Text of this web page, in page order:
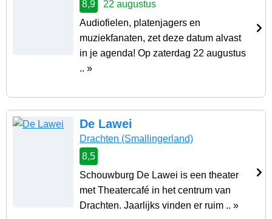
8,9
22 augustus
Audiofielen, platenjagers en
muziekfanaten, zet deze datum alvast
in je agenda! Op zaterdag 22 augustus
.. »
De Lawei
Drachten (Smallingerland)
8,5
Schouwburg De Lawei is een theater
met Theatercafé in het centrum van
Drachten. Jaarlijks vinden er ruim .. »